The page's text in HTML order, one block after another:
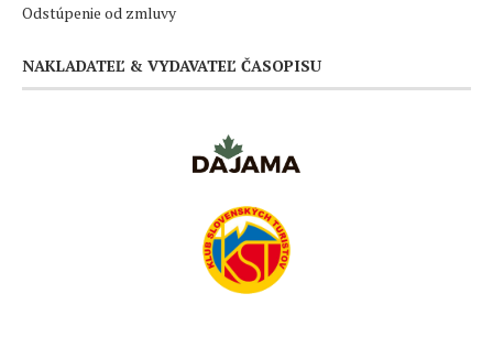
Odstúpenie od zmluvy
NAKLADATEĽ & VYDAVATEĽ ČASOPISU